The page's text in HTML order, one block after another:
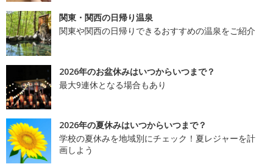
関東・関西の日帰り温泉
関東や関西の日帰りできるおすすめの温泉をご紹介
2026年のお盆休みはいつからいつまで？
最大9連休となる場合もあり
2026年の夏休みはいつからいつまで？
学校の夏休みを地域別にチェック！夏レジャーを計
画しよう